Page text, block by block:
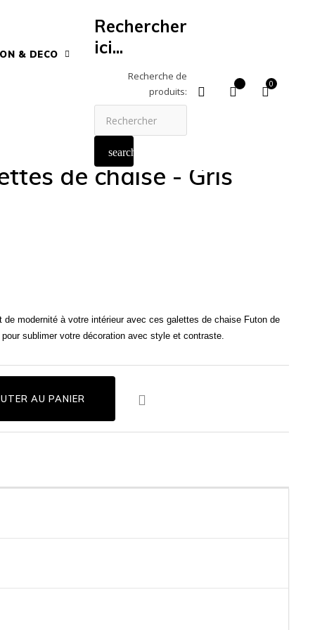
& DECO
Rechercher
ici...
Recherche de
produits:
search
0
de chaise - Gris
modernité à votre intérieur avec ces galettes de chaise Futon de
sublimer votre décoration avec style et contraste.
AU PANIER 